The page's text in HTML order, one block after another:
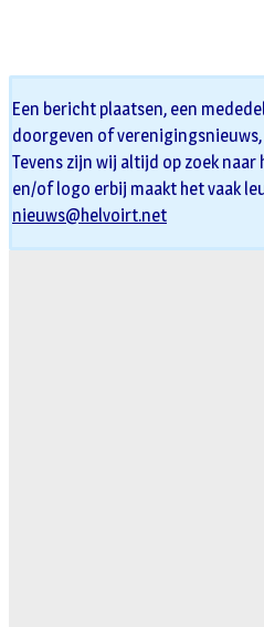
Een bericht plaatsen, een
doorgeven of
Tevens zijn wij altijd op zoek
en/of logo erbij maakt het vaak
nieuws@helvoirt.net